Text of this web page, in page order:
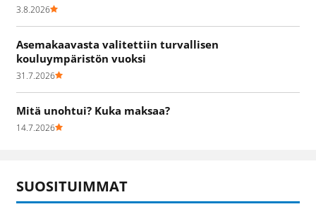
3.8.2026
Asemakaavasta valitettiin turvallisen
kouluympäristön vuoksi
31.7.2026
Mitä unohtui? Kuka maksaa?
14.7.2026
SUOSITUIMMAT